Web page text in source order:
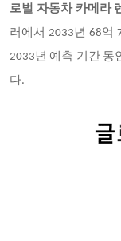
로벌 자동차 카메라
러에서 2033년 68억
2033년 예측 기간 동
다.